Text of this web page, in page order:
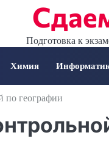
Подготовка к
Химия
по географии